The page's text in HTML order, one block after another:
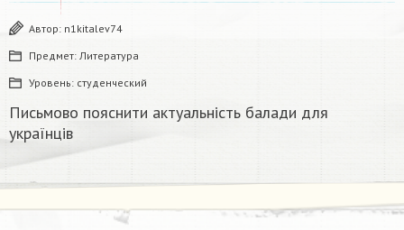
Автор: n1kitalev74
Предмет: Литература
Уровень: студенческий
Письмово пояснити актуальність балади для
українців